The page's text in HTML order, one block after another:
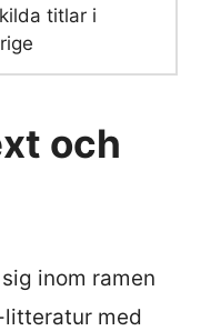
titlar i
och
inom ramen
med